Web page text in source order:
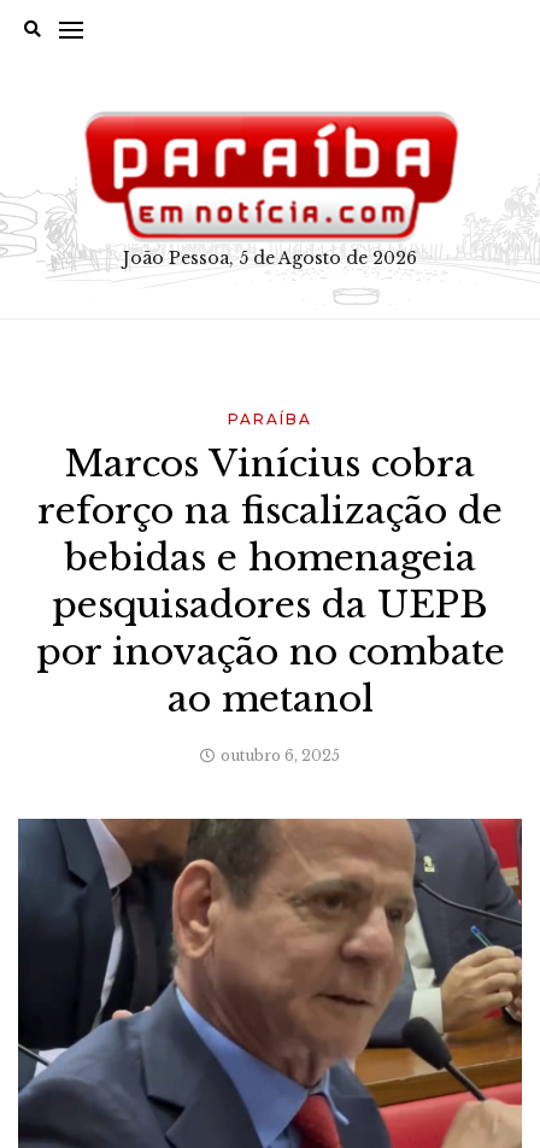
João Pessoa, 5 de Agosto de 2026
PARAÍBA
Marcos Vinícius cobra
reforço na fiscalização de
bebidas e homenageia
pesquisadores da UEPB
por inovação no combate
ao metanol
outubro 6, 2025